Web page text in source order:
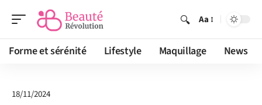
Aa
Forme et sérénité Lifestyle Maquillage News
18/11/2024